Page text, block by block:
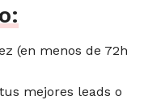
(en menos de 72h
mejores leads o